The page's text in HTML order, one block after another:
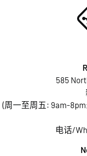
585
(周一至周五: 9am-
电话/